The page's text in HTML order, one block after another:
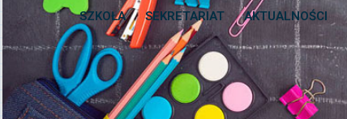
SZKOŁA SEKRETARIAT AKTUALNOŚCI